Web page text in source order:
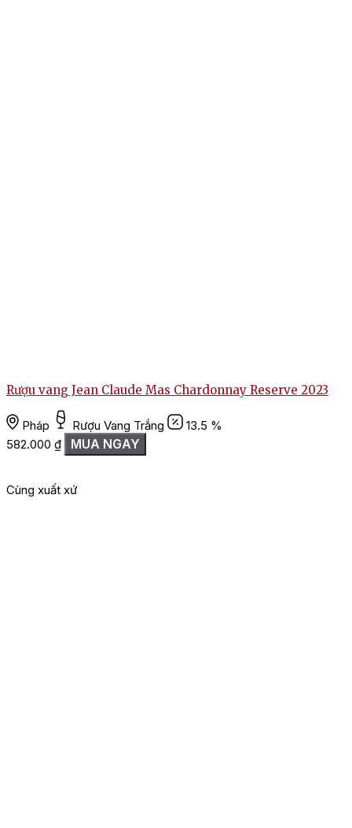
Rượu vang Jean Claude Mas Chardonnay Reserve 2023
Pháp Rượu Vang Trắng
13.5 %
582.000 ₫ MUA NGAY
Cùng xuất xứ